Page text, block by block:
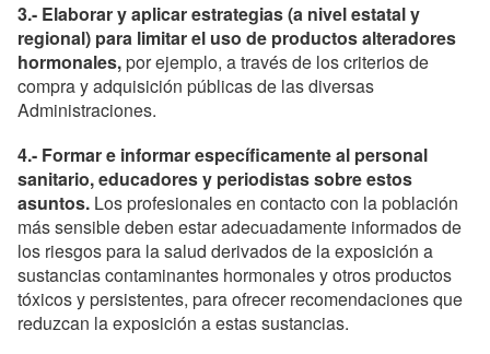
3.- Elaborar y aplicar estrategias (a nivel estatal y
regional) para limitar el uso de productos alteradores
hormonales,por ejemplo, a través de los criterios de
compra y adquisición públicas de las diversas
Administraciones.
4.- Formar e informar específicamente al personal
sanitario, educadores y periodistas sobre estos
asuntos. Los profesionales en contacto con la población
más sensible deben estar adecuadamente informados de
los riesgos para la salud derivados de la exposición a
sustancias contaminantes hormonales y otros productos
tóxicos y persistentes, para ofrecer recomendaciones que
reduzcan la exposición a estas sustancias.